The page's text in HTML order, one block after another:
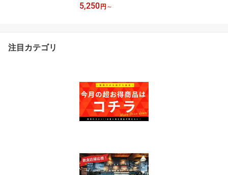
クグラス 大きめ おしゃ
5,250円 ～
注目カテゴリ